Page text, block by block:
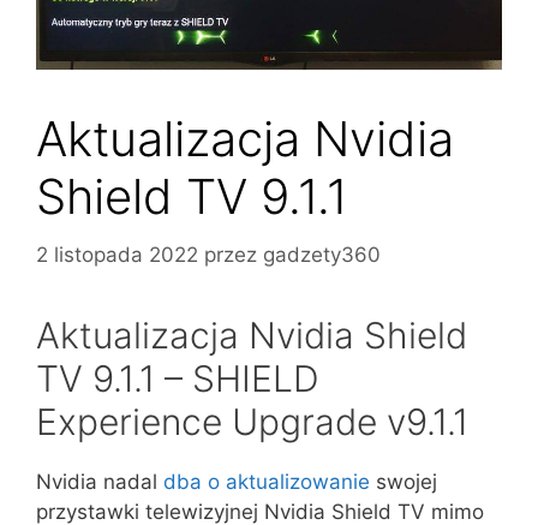
Aktualizacja Nvidia
Shield TV 9.1.1
2 listopada 2022 przez gadzety360
Aktualizacja Nvidia Shield
TV 9.1.1 – SHIELD
Experience Upgrade v9.1.1
Nvidia nadal dba o aktualizowanie swojej
przystawki telewizyjnej Nvidia Shield TV mimo